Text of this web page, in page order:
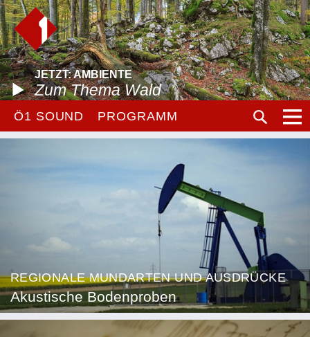
JETZT: AMBIENTE
Zum Thema Wald
Ö1 SOUND PROGRAMM
REGIONALE MUNDARTEN UND AUSDRÜCKE
Akustische Bodenproben